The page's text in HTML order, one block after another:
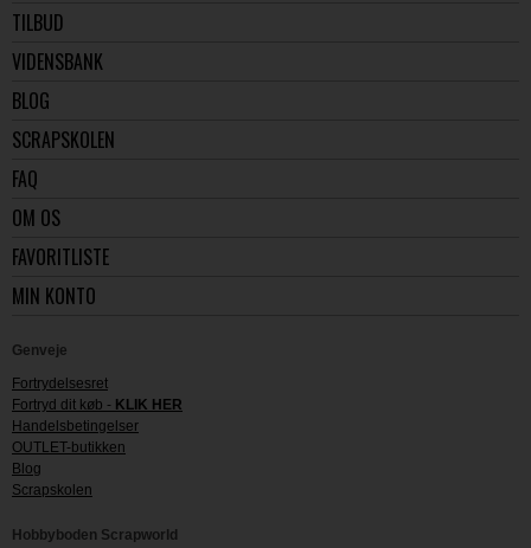
TILBUD
VIDENSBANK
BLOG
SCRAPSKOLEN
FAQ
OM OS
FAVORITLISTE
MIN KONTO
Genveje
Fortrydelsesret
Fortryd dit køb - KLIK HER
Handelsbetingelser
OUTLET-butikken
Blog
Scrapskolen
Hobbyboden Scrapworld